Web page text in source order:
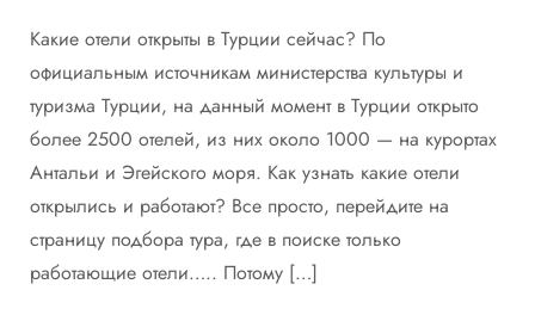
Какие отели открыты в Турции сейчас? По
официальным источникам министерства культуры и
туризма Турции, на данный момент в Турции открыто
более 2500 отелей, из них около 1000 — на курортах
Антальи и Эгейского моря. Как узнать какие отели
открылись и работают? Все просто, перейдите на
страницу подбора тура, где в поиске только
работающие отели….. Потому […]